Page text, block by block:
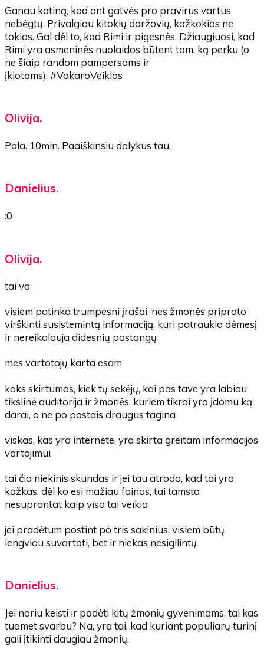
Ganau katiną, kad ant gatvės pro pravirus vartus
nebėgtų. Privalgiau kitokių daržovių, kažkokios ne
tokios. Gal dėl to, kad Rimi ir pigesnės. Džiaugiuosi, kad
Rimi yra asmeninės nuolaidos būtent tam, ką perku (o
ne šiaip random pampersams ir
įklotams). #VakaroVeiklos
Olivija.
Pala. 10min. Paaiškinsiu dalykus tau.
Danielius.
:0
Olivija.
tai va
visiem patinka trumpesni įrašai, nes žmonės priprato
virškinti susistemintą informaciją, kuri patraukia dėmesį
ir nereikalauja didesnių pastangų
mes vartotojų karta esam
koks skirtumas, kiek tų sekėjų, kai pas tave yra labiau
tikslinė auditorija ir žmonės, kuriem tikrai yra įdomu ką
darai, o ne po postais draugus tagina
viskas, kas yra internete, yra skirta greitam informacijos
vartojimui
tai čia niekinis skundas ir jei tau atrodo, kad tai yra
kažkas, dėl ko esi mažiau fainas, tai tamsta
nesuprantat kaip visa tai veikia
jei pradėtum postint po tris sakinius, visiem būtų
lengviau suvartoti, bet ir niekas nesigilintų
Danielius.
Jei noriu keisti ir padėti kitų žmonių gyvenimams, tai kas
tuomet svarbu? Na, yra tai, kad kuriant populiarų turinį
gali įtikinti daugiau žmonių.